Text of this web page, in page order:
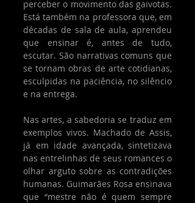
perceber o movimento das gaivotas.
Está também na professora que, em
décadas de sala de aula, aprendeu
que ensinar é, antes de tudo,
escutar. São narrativas comuns que
se tornam obras de arte cotidianas,
esculpidas na paciência, no silêncio
e na entrega.
Nas artes, a sabedoria se traduz em
exemplos vivos. Machado de Assis,
já em idade avançada, sintetizava
nas entrelinhas de seus romances o
olhar arguto sobre as contradições
humanas. Guimarães Rosa ensinava
que “mestre não é quem sempre